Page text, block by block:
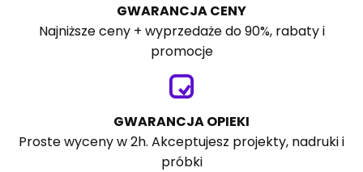
GWARANCJA CENY
Najniższe ceny + wyprzedaże do 90%, rabaty i
promocje
GWARANCJA OPIEKI
Proste wyceny w 2h. Akceptujesz projekty, nadruki i
próbki